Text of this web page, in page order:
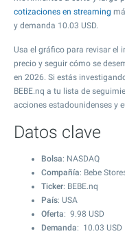
cotizaciones en streaming
y demanda 10.03 USD.
Usa el gráfico para revisar el
precio y seguir cómo se
en 2026. Si estás
BEBE.nq a tu lista de
acciones estadounidenses y
Datos clave
Bolsa: NASDAQ
Compañía: Bebe
Ticker: BEBE.nq
País: USA
Oferta: 9.98 USD
Demanda: 10.03 USD